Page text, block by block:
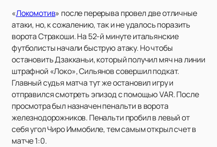
«Локомотив» после перерыва провел две отличные
атаки, но, к сожалению, так и не удалось поразить
ворота Стракоши. На 52-й минуте итальянские
футболисты начали быструю атаку. Но чтобы
остановить Дзакканьи, который получил мяч на линии
штрафной «Локо», Сильянов совершил подкат.
Главный судья матча тут же остановил игру и
отправился смотреть эпизод с помощью VAR. После
просмотра был назначен пенальти в ворота
железнодорожников. Пенальти пробил в левый от
себя угол Чиро Иммобиле, тем самым открыл счет в
матче 1:0.